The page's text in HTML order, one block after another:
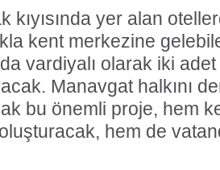
kıyısında yer alan
kent merkezine
vardiyalı olarak iki
Manavgat halkını
bu önemli proje, hem
hem de